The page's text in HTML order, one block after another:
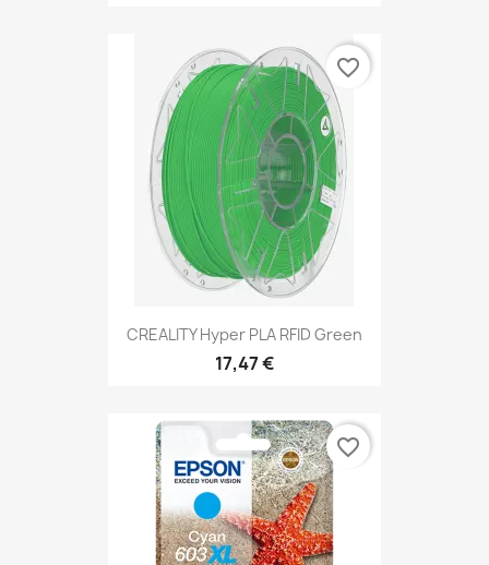
CREALITY Hyper PLA RFID Green
17,47 €
favorite_border
favorite_border